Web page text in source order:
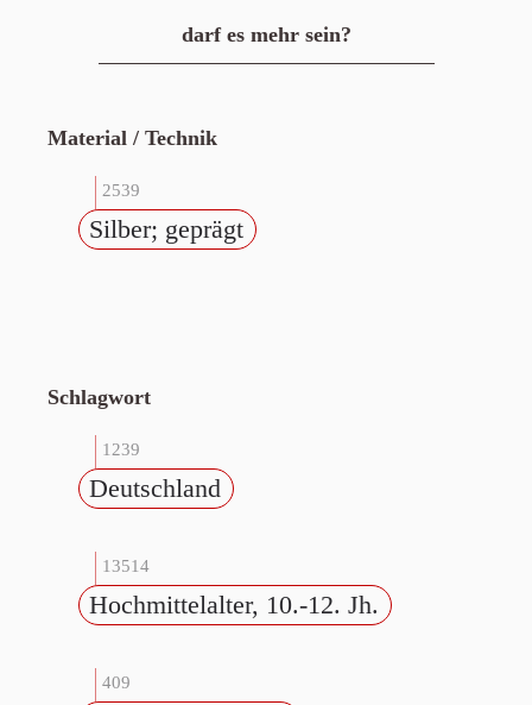
darf es mehr sein?
Material / Technik
2539
Silber; geprägt
Schlagwort
1239
Deutschland
13514
Hochmittelalter, 10.-12. Jh.
409